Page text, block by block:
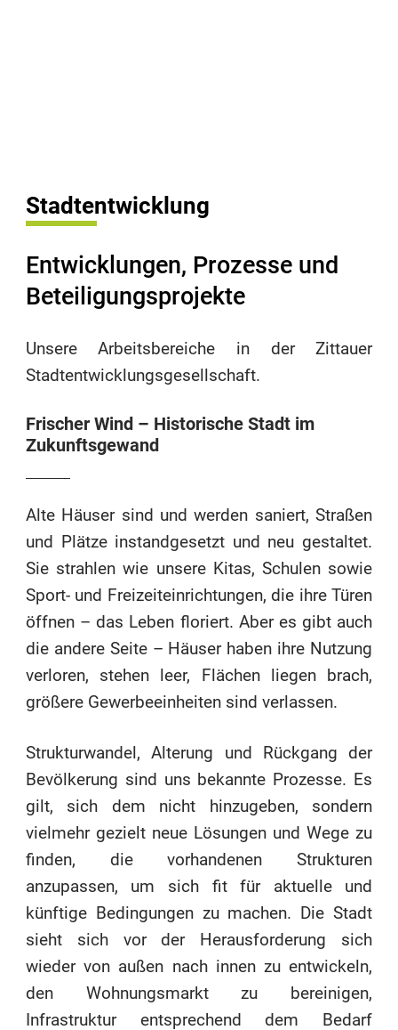
Stadtentwicklung
Entwicklungen, Prozesse und
Beteiligungsprojekte
Unsere Arbeitsbereiche in der Zittauer
Stadtentwicklungsgesellschaft.
Frischer Wind – Historische Stadt im
Zukunftsgewand
Alte Häuser sind und werden saniert, Straßen
und Plätze instandgesetzt und neu gestaltet.
Sie strahlen wie unsere Kitas, Schulen sowie
Sport- und Freizeiteinrichtungen, die ihre Türen
öffnen – das Leben floriert. Aber es gibt auch
die andere Seite – Häuser haben ihre Nutzung
verloren, stehen leer, Flächen liegen brach,
größere Gewerbeeinheiten sind verlassen.
Strukturwandel, Alterung und Rückgang der
Bevölkerung sind uns bekannte Prozesse. Es
gilt, sich dem nicht hinzugeben, sondern
vielmehr gezielt neue Lösungen und Wege zu
finden, die vorhandenen Strukturen
anzupassen, um sich fit für aktuelle und
künftige Bedingungen zu machen. Die Stadt
sieht sich vor der Herausforderung sich
wieder von außen nach innen zu entwickeln,
den Wohnungsmarkt zu bereinigen,
Infrastruktur entsprechend dem Bedarf